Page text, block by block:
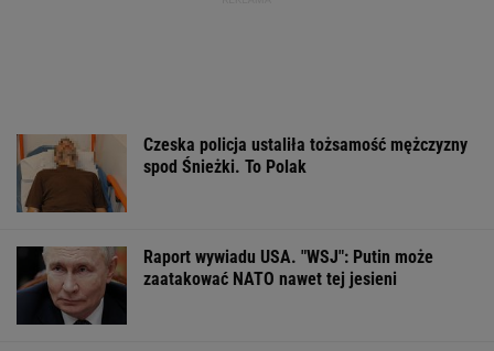
Czeska policja ustaliła tożsamość mężczyzny
spod Śnieżki. To Polak
Raport wywiadu USA. "WSJ": Putin może
zaatakować NATO nawet tej jesieni